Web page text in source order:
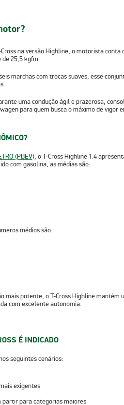
naversão Highline, o motorista conta
de 25,5 kgfm.
marchas com trocas suaves, esse
uma condução ágil e prazerosa,
para quem busca o máximo de vigor
(PBEV), o T-Cross Highline 1.4
com gasolina, as médias são:
médios são:
mais potente, o T-Cross Highline mantém
com excelente autonomia.
É INDICADO
seguintes cenários:
exigentes
partir para categorias maiores